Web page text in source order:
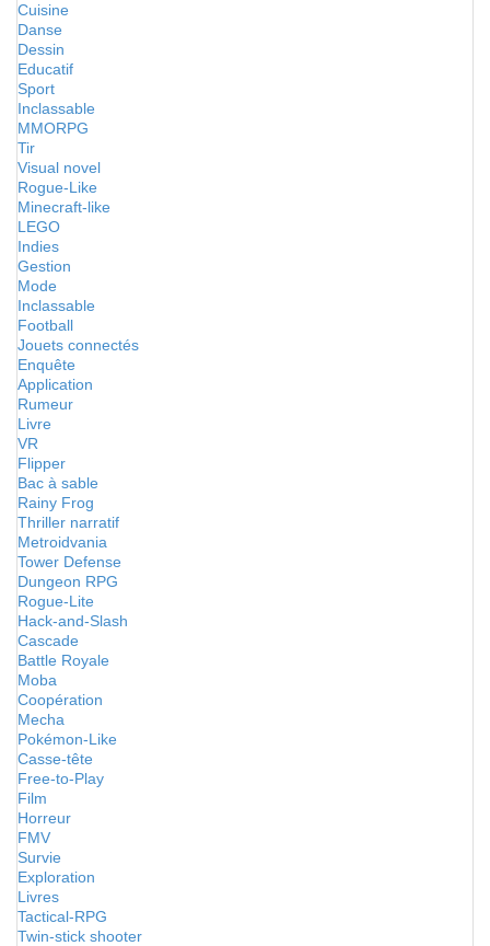
Cuisine
Danse
Dessin
Educatif
Sport
Inclassable
MMORPG
Tir
Visual novel
Rogue-Like
Minecraft-like
LEGO
Indies
Gestion
Mode
Inclassable
Football
Jouets connectés
Enquête
Application
Rumeur
Livre
VR
Flipper
Bac à sable
Rainy Frog
Thriller narratif
Metroidvania
Tower Defense
Dungeon RPG
Rogue-Lite
Hack-and-Slash
Cascade
Battle Royale
Moba
Coopération
Mecha
Pokémon-Like
Casse-tête
Free-to-Play
Film
Horreur
FMV
Survie
Exploration
Livres
Tactical-RPG
Twin-stick shooter